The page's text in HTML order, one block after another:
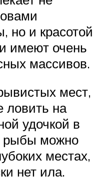
но и красотой
имеют очень
массивов.
мест,
ловить на
удочкой в
рыбы можно
местах,
нет ила.